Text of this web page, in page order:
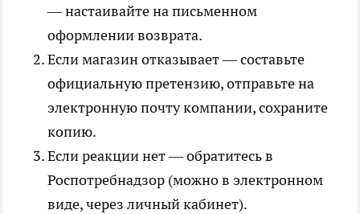
— настаивайте на письменном
оформлении возврата.
Если магазин отказывает — составьте
официальную претензию, отправьте на
электронную почту компании, сохраните
копию.
Если реакции нет — обратитесь в
Роспотребнадзор (можно в электронном
виде, через личный кабинет).